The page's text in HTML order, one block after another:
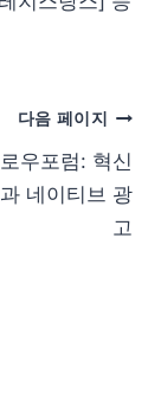
다음 페이지
우포럼: 혁신
네이티브 광
고